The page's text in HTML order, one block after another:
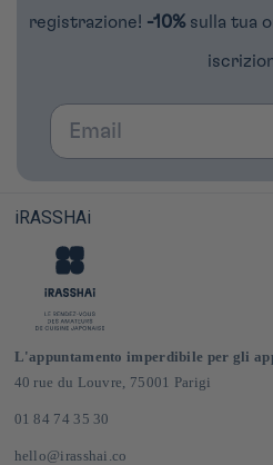
registrazione! -10% sulla tua
Email
iRASSHAi
L'appuntamento imperdibile per gli
40 rue du Louvre, 75001 Parigi
01 84 74 35 30
hello@irasshai.co